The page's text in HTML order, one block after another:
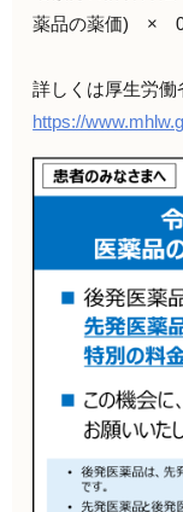
薬品の薬価) ×
詳しくは厚生労働
https://